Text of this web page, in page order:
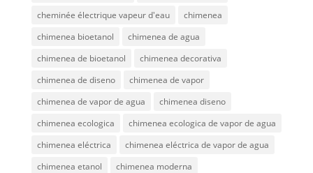
cheminée électrique vapeur d'eau
chimenea
chimenea bioetanol
chimenea de agua
chimenea de bioetanol
chimenea decorativa
chimenea de diseno
chimenea de vapor
chimenea de vapor de agua
chimenea diseno
chimenea ecologica
chimenea ecologica de vapor de agua
chimenea eléctrica
chimenea eléctrica de vapor de agua
chimenea etanol
chimenea moderna